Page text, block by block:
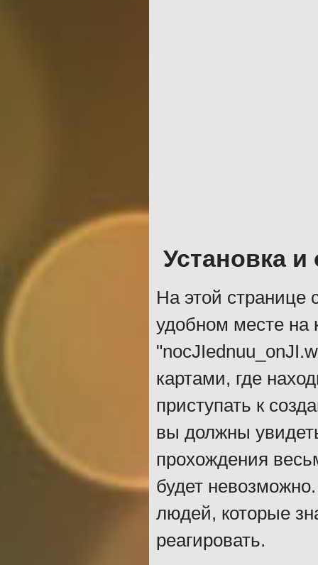
Установка и
На этой странице
удобном месте на
картами, где
приступать к
вы должны
прохождения
будет
людей, которые
реагировать.